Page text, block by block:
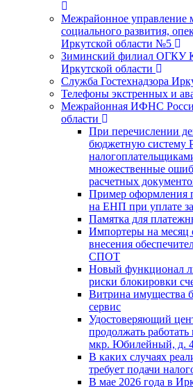
Межрайонное управление
социального развития,
Иркутской области №5
Зиминский филиал ОГКУ
Иркутской области
Служба Гостехнадзора
Телефоны экстренных и
Межрайонная ИФНС
области
При перечислении
бюджетную систему
множественные
расчетных
Пример оформления
на ЕНП при уплате
Памятка для
Импортеры на месяц
внесения
СПОТ
Новый функционал
риски блокировки
Витрина имущества
сервис
Удостоверяющий
продолжать работать
мкр. Юбилейный, д.
В каких случаях
требует подачи
В мае 2026 года в